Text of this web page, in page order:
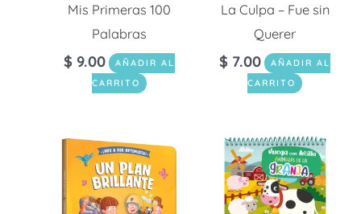
Mis Primeras 100
Palabras
$ 9.00
AÑADIR AL
CARRITO
La Culpa – Fue sin
Querer
$ 7.00
AÑADIR AL
CARRITO